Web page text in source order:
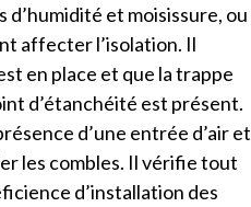
et moisissure, ou
affecter l’isolation. Il
en place et que la trappe
d’étanchéité est présent.
d’une entrée d’air et
les combles. Il vérifie tout
d’installation des